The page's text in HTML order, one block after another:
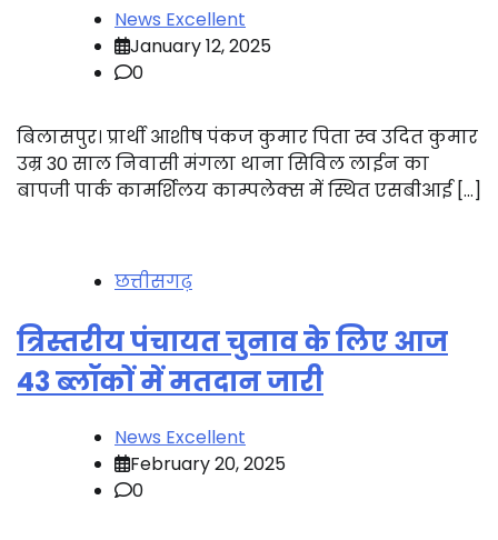
News Excellent
January 12, 2025
0
बिलासपुर। प्रार्थी आशीष पंकज कुमार पिता स्व उदित कुमार
उम्र 30 साल निवासी मंगला थाना सिविल लाईन का
बापजी पार्क कामर्शिलय काम्पलेक्स में स्थित एसबीआई […]
छत्तीसगढ़
त्रिस्तरीय पंचायत चुनाव के लिए आज
43 ब्लॉकों में मतदान जारी
News Excellent
February 20, 2025
0